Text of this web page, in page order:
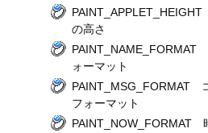
の高さ
PAINT_NAME_FORMAT
ォーマット
PAINT_MSG_FORMAT
フォーマット
PAINT_NOW_FORMAT